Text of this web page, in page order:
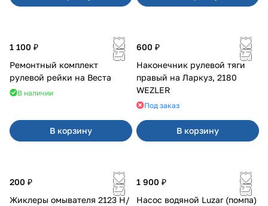
1 100 ₽
Ремонтный комплект
рулевой рейки на Веста
В наличии
В корзину
600 ₽
Наконечник рулевой тяги
правый на Ларкуз, 2180
WEZLER
Под заказ
В корзину
200 ₽
Жиклеры омывателя 2123 Н/
1 900 ₽
Насос водяной Luzar (помпа)